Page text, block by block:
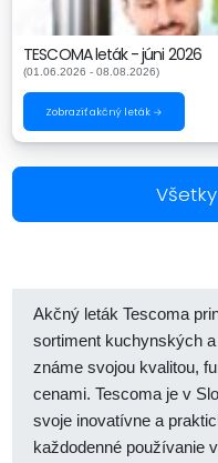
TESCOMA leták - júni 2026
(01.06.2026 - 08.08.2026)
Zobraziť akčný leták →
Akčný leták Tescoma
sortiment kuchynských
známe svojou kvalitou,
cenami. Tescoma je v
svoje inovatívne a
každodenné používanie